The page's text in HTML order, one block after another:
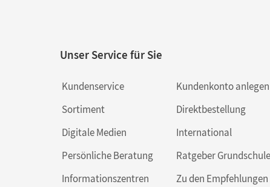
Unser Service für Sie
Kundenservice
Sortiment
Digitale Medien
Persönliche Beratung
Informationszentren
Kundenkonto anlegen
Direktbestellung
International
Ratgeber Grundschule
Zu den Empfehlungen